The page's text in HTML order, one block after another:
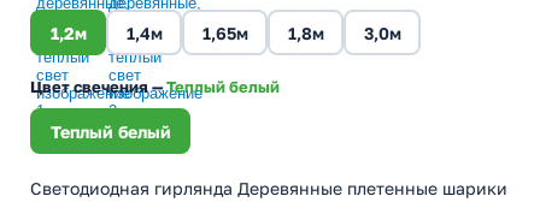
1,2м 1,4м 1,65м 1,8м 3,0м
Цвет свечения —Теплый белый
Теплый белый
Светодиодная гирлянда Деревянные плетенные шарики